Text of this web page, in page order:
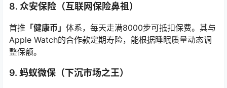
8. 众安保险（互联网保险鼻祖）
首推 「健康币」 体系，每天走满8000步可抵扣保费。其与
Apple Watch的合作款定期寿险，能根据睡眠质量动态调
整保额。
9. 蚂蚁微保（下沉市场之王）